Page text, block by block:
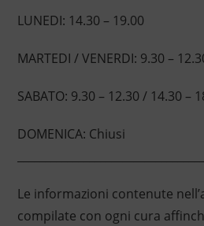
LUNEDI: 14.30 – 19.00
MARTEDI / VENERDI: 9.30 –
SABATO: 9.30 – 12.30 / 14.30 –
DOMENICA: Chiusi
Le informazioni contenute
compilate con ogni cura